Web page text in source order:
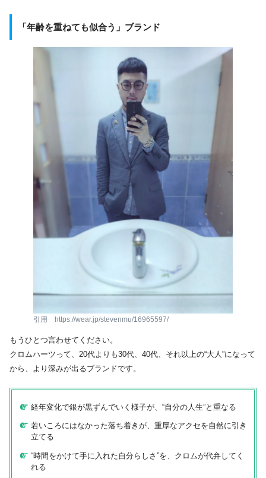
「年齢を重ねても似合う」ブランド
引用 https://wear.jp/stevenmu/16965597/
もうひとつ言わせてください。
クロムハーツって、20代よりも30代、40代、それ以上の“大人”になって
から、より深みが出るブランドです。
経年変化で銀が黒ずんでいく様子が、“自分の人生”と重なる
若いころにはなかった落ち着きが、重厚なアクセを自然に引き
立てる
“時間をかけて手に入れた自分らしさ”を、クロムが代弁してく
れる